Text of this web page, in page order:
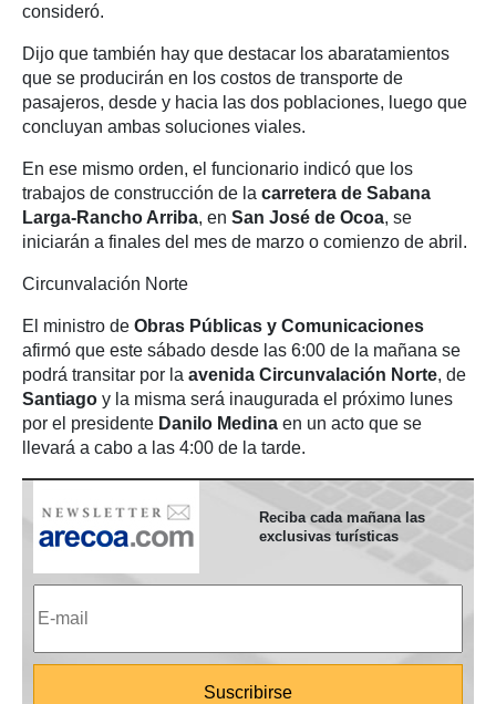
consideró.
Dijo que también hay que destacar los abaratamientos
que se producirán en los costos de transporte de
pasajeros, desde y hacia las dos poblaciones, luego que
concluyan ambas soluciones viales.
En ese mismo orden, el funcionario indicó que los
trabajos de construcción de la carretera de Sabana
Larga-Rancho Arriba, en San José de Ocoa, se
iniciarán a finales del mes de marzo o comienzo de abril.
Circunvalación Norte
El ministro de Obras Públicas y Comunicaciones
afirmó que este sábado desde las 6:00 de la mañana se
podrá transitar por la avenida Circunvalación Norte, de
Santiago y la misma será inaugurada el próximo lunes
por el presidente Danilo Medina en un acto que se
llevará a cabo a las 4:00 de la tarde.
Reciba cada mañana las
exclusivas turísticas